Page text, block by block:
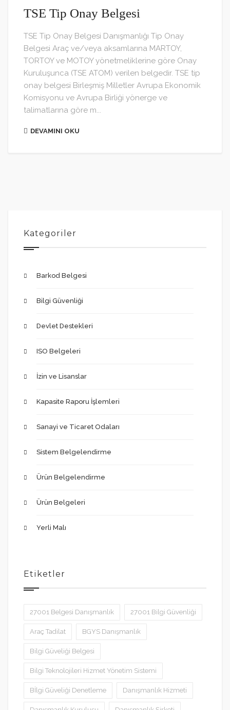
TSE Tip Onay Belgesi
TSE Tip Onay Belgesi Danışmanlığı Tip Onay
Belgesi Araç ve/veya aksamlarına MARTOY,
TORTOY ve MOTOY yönetmeliklerine göre Onay
Kuruluşunca (TSE ATOM) verilen belgedir. TSE tip
onay belgesi Birleşmiş Milletler Avrupa Ekonomik
Komisyonu ve Avrupa Birliği yönerge ve
talimatlarına göre m...
DEVAMINI OKU
Kategoriler
Barkod Belgesi
Bilgi Güvenliği
Devlet Destekleri
ISO Belgeleri
İzin ve Lisanslar
Kapasite Raporu İşlemleri
Sanayi ve Ticaret Odaları
Sistem Belgelendirme
Ürün Belgelendirme
Ürün Belgeleri
Yerli Malı
Etiketler
27001 Belgesi Danışmanlık 27001 Bilgi Güvenliği
Araç Tadilat BGYS Danışmanlık
Bilgi Güveliği Belgesi
Bilgi Teknolojileri Hizmet Yönetim Sistemi
Bİlgi Güveliği Denetleme Danışmanlık Hizmeti